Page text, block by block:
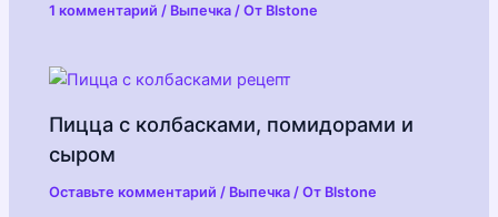
1 комментарий / Выпечка / От Blstone
Пицца с колбасками, помидорами и
сыром
Оставьте комментарий / Выпечка / От Blstone